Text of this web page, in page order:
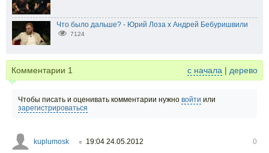
Что было дальше? - Юрий Лоза х Андрей Бебуришвили
7124
Комментарии 1 с начала | дерево
Чтобы писать и оценивать комментарии нужно войти или
зарегистрироваться
kuplumosk ○ 19:04 24.05.2012
0